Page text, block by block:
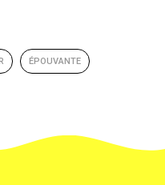
ÉPOUVANTE